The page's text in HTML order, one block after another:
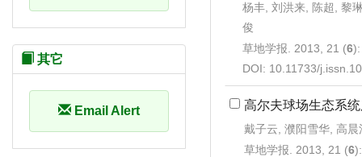
杨丰, 刘洪来, 陈超, 黎
俊
草地学报. 2013, 21 (6
DOI: 10.11733/
高尔夫球场生态系
戴子云, 濮阳雪华, 高
草地学报. 2013, 21 (6
其它
Email Alert